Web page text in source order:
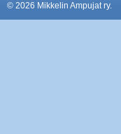
© 2026 Mikkelin Ampujat ry.